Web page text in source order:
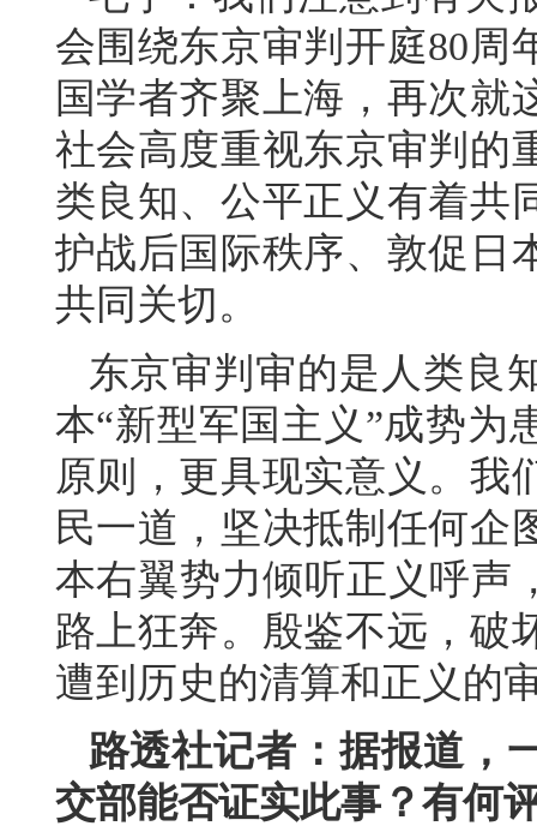
会围绕东京审判开庭80周
国学者齐聚上海，再次就
社会高度重视东京审判的
类良知、公平正义有着共
护战后国际秩序、敦促日
共同关切。
东京审判审的是人类良
本“新型军国主义”成势为
原则，更具现实意义。我
民一道，坚决抵制任何企
本右翼势力倾听正义呼声
路上狂奔。殷鉴不远，破
遭到历史的清算和正义的
路透社记者：据报道，
交部能否证实此事？有何